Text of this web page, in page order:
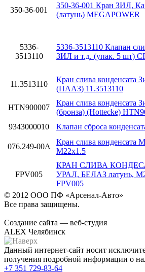
350-36-001
350-36-001 Кран ЗИЛ,
(латунь) MEGAPOWER
5336-
3513110
5336-3513110 Клапан
ЗИЛ и т.д. (упак. 5
11.3513110
Кран слива
(ПААЗ) 11.3513110
HTN900007
Кран слива
(бронза) (Hottecke)
9343000010 Клапан сброса
076.249-00A
Кран слива конденсата
M22x1.5
FPV005
КРАН СЛИВА
УРАЛ, БЕЛАЗ латунь,
FPV005
© 2012 ООО ПФ «Арсенал-Авто»
Все права защищены.
Создание сайта — веб-студия
ALEX Челябинск
Данный интернет-сайт носит
получения подробной информации о
+7 351 729-83-64